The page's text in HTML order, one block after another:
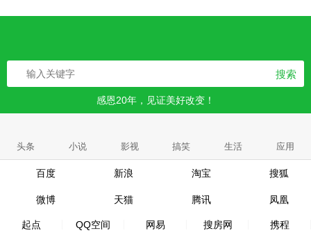
搜索
感恩20年，见证美好改变！
头条 小说 影视 搞笑 生活 应用
百度 新浪 淘宝 搜狐
微博 天猫 腾讯 凤凰
起点 QQ空间 网易 搜房网 携程